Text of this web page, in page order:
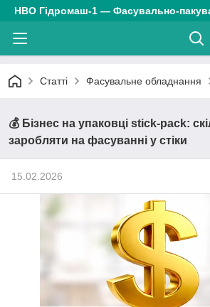
НВО Гідромаш-1 — Фасувально-
Статті Фасувальне обладнання
💰 Бізнес на упаковці stick-pack:
заробляти на фасуванні у стіки
15.02.2026